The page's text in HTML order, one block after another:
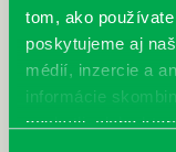
tom, ako
poskytujeme aj
médií, inzercie a
informácie
poskytli, alebo